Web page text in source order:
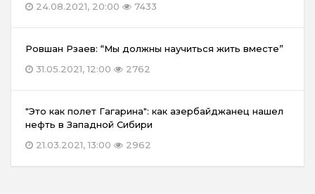
24.08.2021, 20:00
7433
Ровшан Рзаев: “Мы должны научиться жить вместе”
31.05.2021, 12:00
2762
"Это как полет Гагарина": как азербайджанец нашел
нефть в Западной Сибири
21.03.2021, 13:00
2962